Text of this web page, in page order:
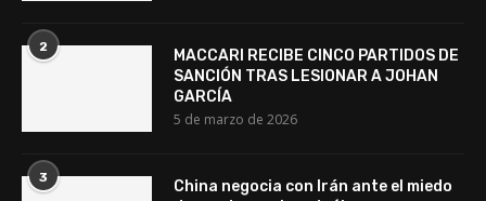
2
MACCARI RECIBE CINCO PARTIDOS DE
SANCIÓN TRAS LESIONAR A JOHAN
GARCÍA
5 de marzo de 2026
3
China negocia con Irán ante el miedo